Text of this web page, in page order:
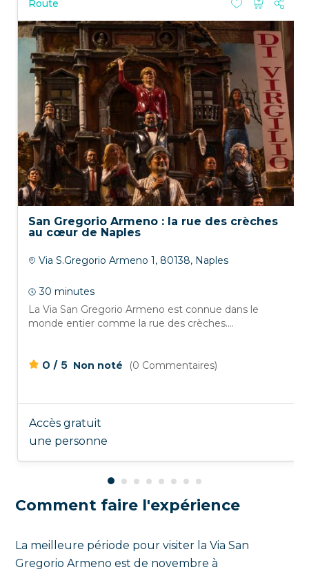
Route
San Gregorio Armeno : la rue des crèches
au cœur de Naples
Via S.Gregorio Armeno 1, 80138, Naples
30 minutes
La Via San Gregorio Armeno est connue dans le
monde entier comme la rue des crèches....
0 / 5 Non noté (0 Commentaires)
Accès gratuit
une personne
Comment faire l'expérience
La meilleure période pour visiter la Via San
Gregorio Armeno est de novembre à